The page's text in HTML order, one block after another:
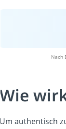
Nach
Wie
Um authentisch